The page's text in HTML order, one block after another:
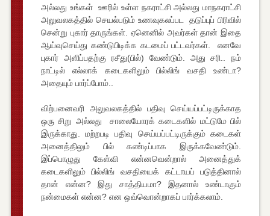
அல்லது உங்கள் ஊரில் உள்ள நகராட்சி அல்லது மாநகராட்சி
அலுவலகத்தில் செயல்படும் உணவுகலப்பட தடுப்புப் பிரிவில்
சென்று புகார் தாருங்கள். ஏனெனில் அவர்கள் தான் இதை
ஆய்வுசெய்து கண்டுபிடிக்க கடமைப் பட்டவர்கள். எனவே
புகார் அளிப்பதற்கு ரசீது(பில்) வேண்டும். அது சரி.. நம்
நாட்டில் எல்லாக் கடைகளிலும் பில்லிங் வசதி உண்டா?
அதையும் பார்ப்போம்..
விற்பனைவரி அலுவலகத்தில் பதிவு செய்யப்பட்டிருக்காத
ஒரு சிறு அல்லது சாலையோரக் கடைகளில் மட்டுமே பில்
இருக்காது. மற்றபடி பதிவு செய்யப்பட்டிருக்கும் கடைகள்
அனைத்திலும் பில் கண்டிப்பாக இருக்கவேண்டும்.
இப்பொழுது கேள்வி என்னவென்றால் அனைத்துக்
கடைகளிலும் பில்லிங் வசதியைக் கட்டாயப் படுத்தினால்
தான் என்ன? இது சாத்தியமா? இதனால் உண்டாகும்
நன்மைகள் என்ன? என ஒவ்வொன்றாகப் பார்க்கலாம்.